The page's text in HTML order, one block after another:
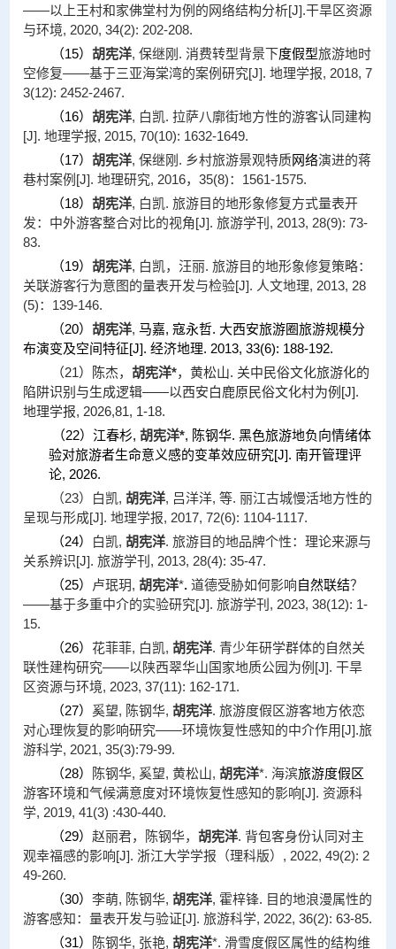
——以上王村和家佛堂村为例的网络结构分析[J].干旱区资源
与环境, 2020, 34(2): 202-208.
（15）胡宪洋, 保继刚. 消费转型背景下度假型旅游地时
空修复——基于三亚海棠湾的案例研究[J]. 地理学报, 2018, 7
3(12): 2452-2467.
（16）胡宪洋, 白凯. 拉萨八廓街地方性的游客认同建构
[J]. 地理学报, 2015, 70(10): 1632-1649.
（17）胡宪洋, 保继刚. 乡村旅游景观特质网络演进的蒋
巷村案例[J]. 地理研究, 2016，35(8)：1561-1575.
（18）胡宪洋, 白凯. 旅游目的地形象修复方式量表开
发：中外游客整合对比的视角[J]. 旅游学刊, 2013, 28(9): 73-
83.
（19）胡宪洋, 白凯，汪丽. 旅游目的地形象修复策略：
关联游客行为意图的量表开发与检验[J]. 人文地理, 2013, 28
(5)：139-146.
（20）胡宪洋,马嘉, 寇永哲. 大西安旅游圈旅游规模分
布演变及空间特征[J]. 经济地理. 2013, 33(6): 188-192.
（21）陈杰，胡宪洋*，黄松山. 关中民俗文化旅游化的
陷阱识别与生成逻辑——以西安白鹿原民俗文化村为例[J].
地理学报, 2026,81, 1-18.
（22）江春杉,胡宪洋*, 陈钢华. 黑色旅游地负向情绪体
验对旅游者生命意义感的变革效应研究[J]. 南开管理评
论, 2026.
（23） 白凯,胡宪洋, 吕洋洋, 等. 丽江古城慢活地方性的
呈现与形成[J]. 地理学报, 2017, 72(6): 1104-1117.
（24） 白凯,胡宪洋. 旅游目的地品牌个性：理论来源与
关系辨识[J]. 旅游学刊, 2013, 28(4): 35-47.
（25） 卢珉玥,胡宪洋*. 道德受胁如何影响自然联结？
——基于多重中介的实验研究[J]. 旅游学刊, 2023, 38(12): 1-
15.
（26） 花菲菲, 白凯,胡宪洋. 青少年研学群体的自然关
联性建构研究——以陕西翠华山国家地质公园为例[J]. 干旱
区资源与环境, 2023, 37(11): 162-171.
（27） 奚望, 陈钢华,胡宪洋. 旅游度假区游客地方依恋
对心理恢复的影响研究——环境恢复性感知的中介作用[J].旅
游科学, 2021, 35(3):79-99.
（28） 陈钢华, 奚望, 黄松山,胡宪洋*. 海滨旅游度假区
游客环境和气候满意度对环境恢复性感知的影响[J]. 资源科
学, 2019, 41(3) :430-440.
（29）赵丽君，陈钢华，胡宪洋. 背包客身份认同对主
观幸福感的影响[J]. 浙江大学学报（理科版）, 2022, 49(2): 2
49-260.
（30）李萌, 陈钢华,胡宪洋, 霍梓锋. 目的地浪漫属性的
游客感知：量表开发与验证[J]. 旅游科学, 2022, 36(2): 63-85.
（31） 陈钢华, 张艳,胡宪洋*. 滑雪度假区属性的结构维